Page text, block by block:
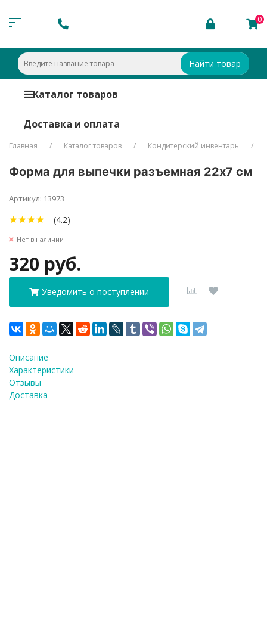
0
Найти товар
Каталог товаров
Доставка и оплата
Главная Каталог товаров Кондитерский инвентарь
Форма для выпечки разъемная 22х7 см
Артикул: 13973
(4.2)
Нет в наличии
320 руб.
Уведомить о поступлении
Описание
Характеристики
Отзывы
Доставка